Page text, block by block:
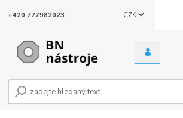
CZK
+420 777982023